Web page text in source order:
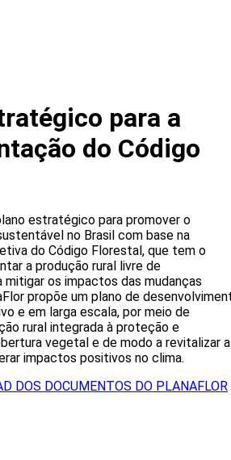
para a
do Código
estratégico para promover o
no Brasil com base na
do Código Florestal, que tem o
a produção rural livre de
os impactos das mudanças
propõe um plano de
e em larga escala, por meio de
rural integrada à proteção e
vegetal e de modo a revitalizar a
impactos positivos no clima.
DOS DOCUMENTOS DO PLANAFLOR